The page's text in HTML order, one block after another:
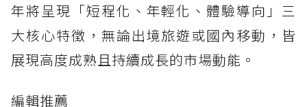
年將呈現「短程化、年輕化、體驗導向」三
大核心特徵，無論出境旅遊或國內移動，皆
展現高度成熟且持續成長的市場動能。
編輯推薦